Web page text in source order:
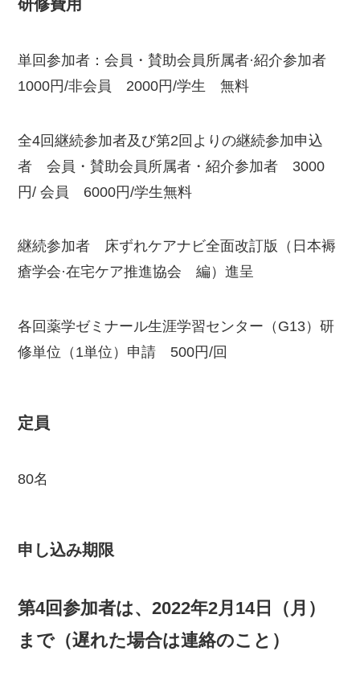
研修費用
単回参加者：会員・賛助会員所属者·紹介参加者
1000円/非会員 2000円/学生 無料
全4回継続参加者及び第2回よりの継続参加申込
者 会員・賛助会員所属者・紹介参加者 3000
円/ 会員 6000円/学生無料
継続参加者 床ずれケアナビ全面改訂版（日本褥
瘡学会·在宅ケア推進協会 編）進呈
各回薬学ゼミナール生涯学習センター（G13）研
修単位（1単位）申請 500円/回
定員
80名
申し込み期限
第4回参加者は、2022年2月14日（月）
まで（遅れた場合は連絡のこと）